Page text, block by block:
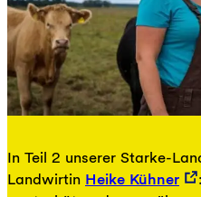
In Teil 2 unserer Starke-
Landwirtin Heike Kühner